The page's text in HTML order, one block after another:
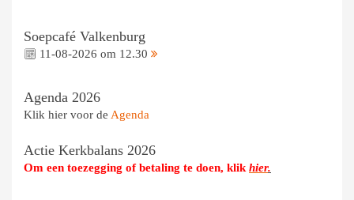
Soepcafé Valkenburg
11-08-2026 om 12.30
Agenda 2026
Klik hier voor de Agenda
Actie Kerkbalans 2026
Om een toezegging of betaling te doen, klik hier.